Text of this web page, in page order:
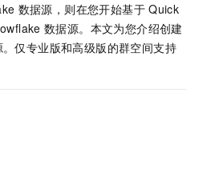
数据源，则在您开始基于 Quick
数据源。本文为您介绍创建
仅专业版和高级版的群空间支持